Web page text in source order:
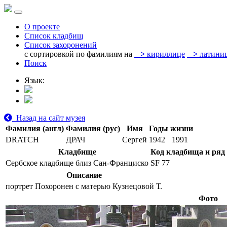
О проекте
Список кладбищ
Список захоронений
с сортировкой по фамилиям на
> кириллице >
Поиск
Язык:
Назад на сайт музея
Фамилия (англ) Фамилия (рус) Имя
Годы жизни
DRATCH
ДРАЧ Сергей 1942
1991
Кладбище
Код кладбища и ряд
Сербское кладбище близ Сан-Франциско SF 77
Описание
портрет Похоронен с матерью Кузнецовой Т.
Фото